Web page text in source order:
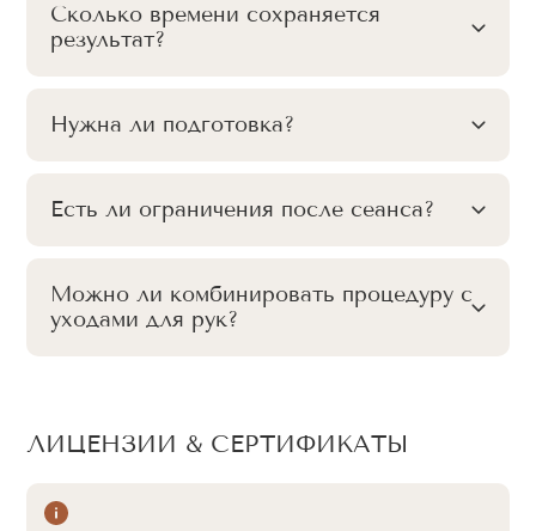
Сколько времени сохраняется
результат?
Нужна ли подготовка?
Есть ли ограничения после сеанса?
Можно ли комбинировать процедуру с
уходами для рук?
ЛИЦЕНЗИИ & СЕРТИФИКАТЫ